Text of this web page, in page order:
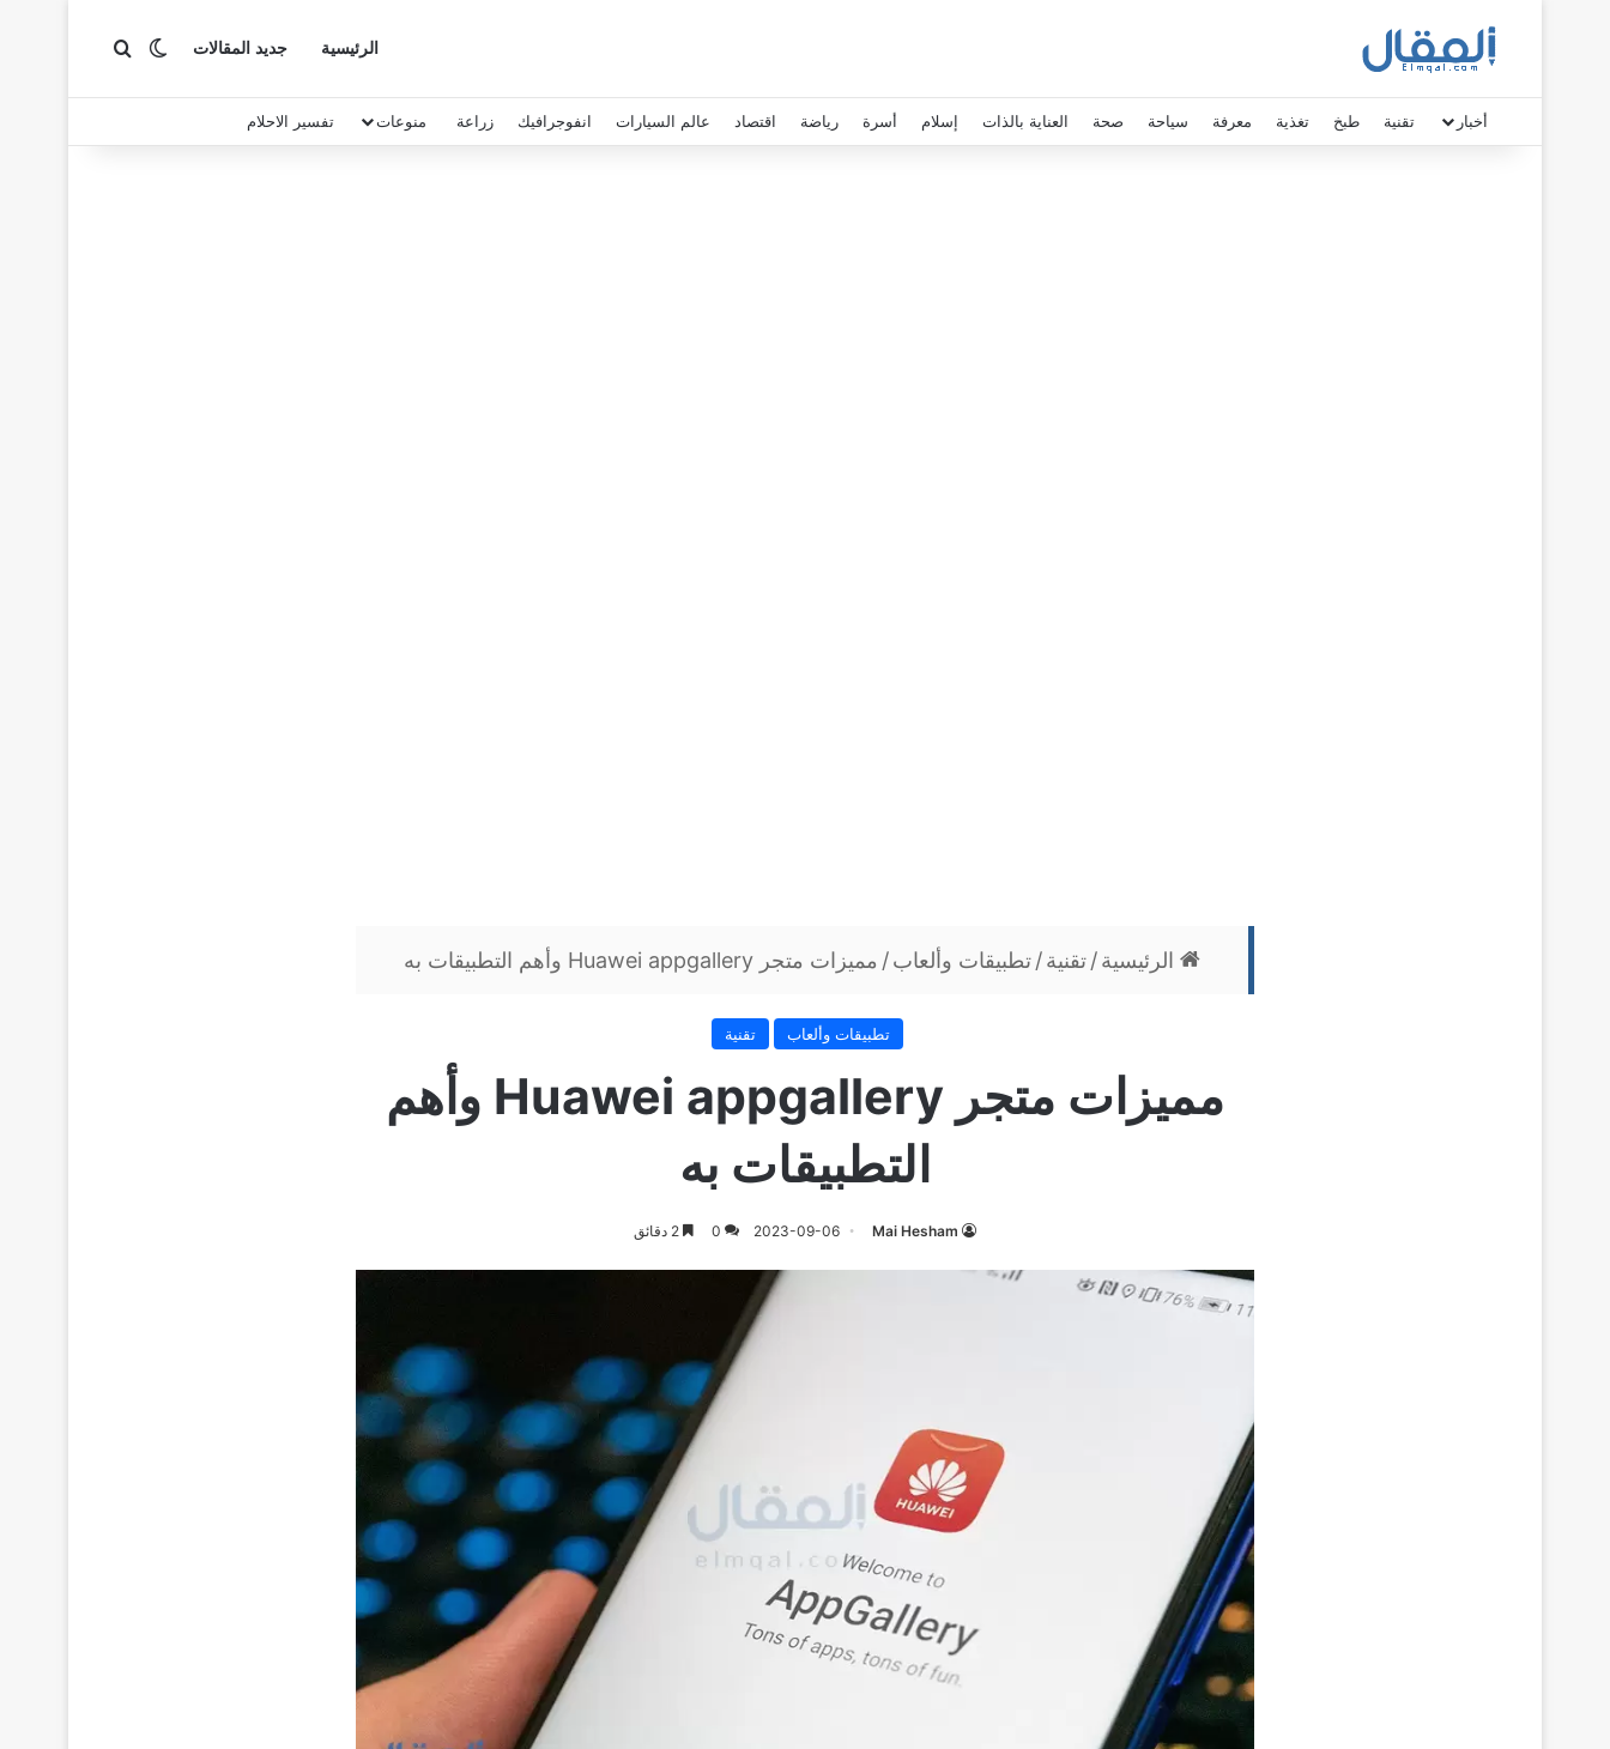
الرئيسية جديد المقالات الوضع المظلم
بحث عن
أخبار تقنية طبخ تغذية معرفة سياحة صحة العناية بالذات إسلام أسرة رياضة اقتصاد عالم السيارات انفوجرافيك زراعة منوعات تفسير الاحلام
الرئيسية/تقنية/تطبيقات وألعاب/ مميزات متجر Huawei appgallery وأهم التطبيقات به
تطبيقات وألعاب تقنية
مميزات متجر Huawei appgallery وأهم
التطبيقات به
Mai Hesham
2023-09-06
0